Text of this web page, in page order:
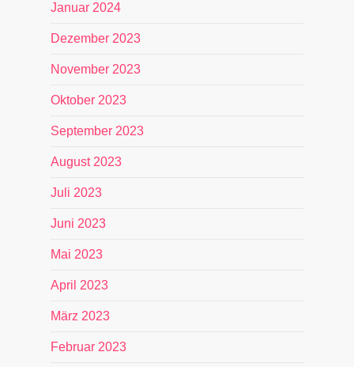
Januar 2024
Dezember 2023
November 2023
Oktober 2023
September 2023
August 2023
Juli 2023
Juni 2023
Mai 2023
April 2023
März 2023
Februar 2023